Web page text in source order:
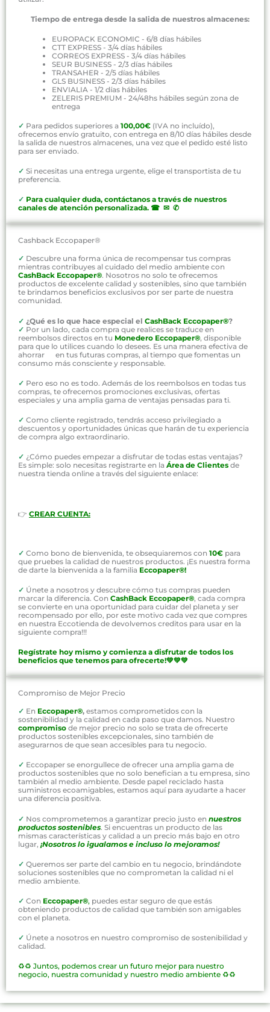
Tiempo de entrega desde la salida de nuestros almacenes:
EUROPACK ECONOMIC - 6/8 días hábiles
CTT EXPRESS - 3/4 días hábiles
CORREOS EXPRESS - 3/4 días hábiles
SEUR BUSINESS - 2/3 días hábiles
TRANSAHER - 2/5 días hábiles
GLS BUSINESS - 2/3 días hábiles
ENVIALIA - 1/2 días hábiles
ZELERIS PREMIUM - 24/48hs hábiles según zona de
entrega
✓ Para pedidos superiores a 100,00€ (IVA no incluído),
ofrecemos envío gratuito, con entrega en 8/10 días hábiles desde
la salida de nuestros almacenes, una vez que el pedido esté listo
para ser enviado.
✓ Si necesitas una entrega urgente, elige el transportista de tu
preferencia.
✓ Para cualquier duda, contáctanos a través de nuestros
canales de atención personalizada. ☎ ✉ ✆
Cashback Eccopaper®
✓ Descubre una forma única de recompensar tus compras
mientras contribuyes al cuidado del medio ambiente con
CashBack Eccopaper®. Nosotros no solo te ofrecemos
productos de excelente calidad y sostenibles, sino que también
te brindamos beneficios exclusivos por ser parte de nuestra
comunidad.
✓ ¿Qué es lo que hace especial el CashBack Eccopaper®?
✓ Por un lado, cada compra que realices se traduce en
reembolsos directos en tu Monedero Eccopaper®, disponible
para que lo utilices cuando lo desees. Es una manera efectiva de
ahorrar en tus futuras compras, al tiempo que fomentas un
consumo más consciente y responsable.
✓ Pero eso no es todo. Además de los reembolsos en todas tus
compras, te ofrecemos promociones exclusivas, ofertas
especiales y una amplia gama de ventajas pensadas para ti.
✓ Como cliente registrado, tendrás acceso privilegiado a
descuentos y oportunidades únicas que harán de tu experiencia
de compra algo extraordinario.
✓ ¿Cómo puedes empezar a disfrutar de todas estas ventajas?
Es simple: solo necesitas registrarte en la Área de Clientes de
nuestra tienda online a través del siguiente enlace:
👉 CREAR CUENTA:
✓ Como bono de bienvenida, te obsequiaremos con 10€ para
que pruebes la calidad de nuestros productos. ¡Es nuestra forma
de darte la bienvenida a la familia Eccopaper®!
✓ Únete a nosotros y descubre cómo tus compras pueden
marcar la diferencia. Con CashBack Eccopaper®, cada compra
se convierte en una oportunidad para cuidar del planeta y ser
recompensado por ello, por este motivo cada vez que compres
en nuestra Eccotienda de devolvemos creditos para usar en la
siguiente compra!!!
Regístrate hoy mismo y comienza a disfrutar de todos los
beneficios que tenemos para ofrecerte!💚💚💚
Compromiso de Mejor Precio
✓ En Eccopaper®, estamos comprometidos con la
sostenibilidad y la calidad en cada paso que damos. Nuestro
compromiso de mejor precio no solo se trata de ofrecerte
productos sostenibles excepcionales, sino también de
asegurarnos de que sean accesibles para tu negocio.
✓ Eccopaper se enorgullece de ofrecer una amplia gama de
productos sostenibles que no solo benefician a tu empresa, sino
también al medio ambiente. Desde papel reciclado hasta
suministros ecoamigables, estamos aquí para ayudarte a hacer
una diferencia positiva.
✓ Nos comprometemos a garantizar precio justo en nuestros
productos sostenibles. Si encuentras un producto de las
mismas características y calidad a un precio más bajo en otro
lugar, ¡Nosotros lo igualamos e incluso lo mejoramos!
✓ Queremos ser parte del cambio en tu negocio, brindándote
soluciones sostenibles que no comprometan la calidad ni el
medio ambiente.
✓ Con Eccopaper®, puedes estar seguro de que estás
obteniendo productos de calidad que también son amigables
con el planeta.
✓ Únete a nosotros en nuestro compromiso de sostenibilidad y
calidad.
♻️♻️ Juntos, podemos crear un futuro mejor para nuestro
negocio, nuestra comunidad y nuestro medio ambiente ♻️♻️